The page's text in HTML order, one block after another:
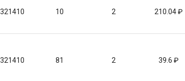
10 2 210.04
81 2 39.6